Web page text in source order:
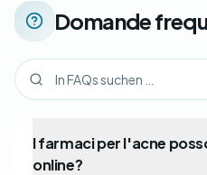
Domande
I farmaci per l'acne
online?